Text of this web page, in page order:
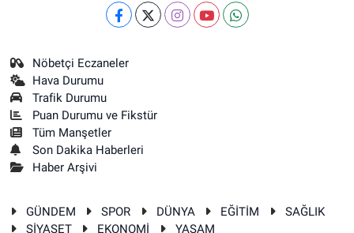
Nöbetçi Eczaneler
Hava Durumu
Trafik Durumu
Puan Durumu ve Fikstür
Tüm Manşetler
Son Dakika Haberleri
Haber Arşivi
GÜNDEM SPOR DÜNYA EĞİTİM
SAĞLIK
SİYASET
EKONOMİ YAŞAM